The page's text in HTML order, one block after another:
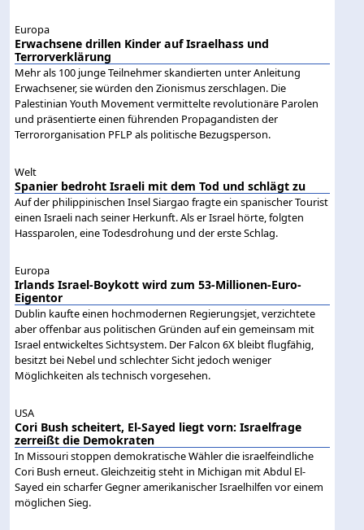
Europa
Erwachsene drillen Kinder auf Israelhass und
Terrorverklärung
Mehr als 100 junge Teilnehmer skandierten unter Anleitung
Erwachsener, sie würden den Zionismus zerschlagen. Die
Palestinian Youth Movement vermittelte revolutionäre Parolen
und präsentierte einen führenden Propagandisten der
Terrororganisation PFLP als politische Bezugsperson.
Welt
Spanier bedroht Israeli mit dem Tod und schlägt zu
Auf der philippinischen Insel Siargao fragte ein spanischer Tourist
einen Israeli nach seiner Herkunft. Als er Israel hörte, folgten
Hassparolen, eine Todesdrohung und der erste Schlag.
Europa
Irlands Israel-Boykott wird zum 53-Millionen-Euro-
Eigentor
Dublin kaufte einen hochmodernen Regierungsjet, verzichtete
aber offenbar aus politischen Gründen auf ein gemeinsam mit
Israel entwickeltes Sichtsystem. Der Falcon 6X bleibt flugfähig,
besitzt bei Nebel und schlechter Sicht jedoch weniger
Möglichkeiten als technisch vorgesehen.
USA
Cori Bush scheitert, El-Sayed liegt vorn: Israelfrage
zerreißt die Demokraten
In Missouri stoppen demokratische Wähler die israelfeindliche
Cori Bush erneut. Gleichzeitig steht in Michigan mit Abdul El-
Sayed ein scharfer Gegner amerikanischer Israelhilfen vor einem
möglichen Sieg.